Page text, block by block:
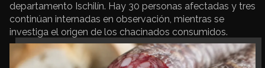
departamento Ischilín. Hay 30 personas afectadas y tres
continúan internadas en observación, mientras se
investiga el origen de los chacinados consumidos.